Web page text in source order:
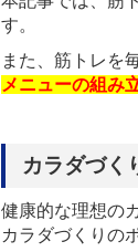
す。
また、筋トレを
メニューの組み
カラダづく
健康的な理想の
カラダづくりの